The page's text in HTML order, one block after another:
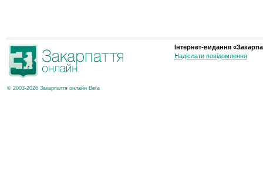
© 2003-2026 Закарпаття онлайн Beta
Інтернет-видання
Надіслати повідомлення